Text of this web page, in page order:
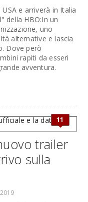
e arriverà in Italia
della HBO:In un
uno
alternative e lascia
Dove però
rapiti da esseri
avventura.
11
trailer
sulla